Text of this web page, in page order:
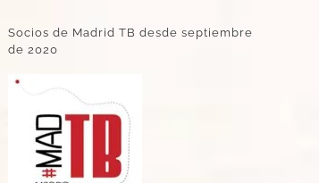
Socios de Madrid TB desde septiembre
de 2020